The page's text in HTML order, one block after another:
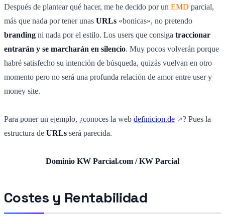
Después de plantear qué hacer, me he decido por un EMD parcial,
más que nada por tener unas URLs «bonicas», no pretendo
branding ni nada por el estilo. Los users que consiga traccionar
entrarán y se marcharán en silencio. Muy pocos volverán porque
habré satisfecho su intención de búsqueda, quizás vuelvan en otro
momento pero no será una profunda relación de amor entre user y
money site.
Para poner un ejemplo, ¿conoces la web definicion.de
? Pues la
estructura de URLs será parecida.
Dominio KW Parcial.com / KW Parcial
Costes y Rentabilidad